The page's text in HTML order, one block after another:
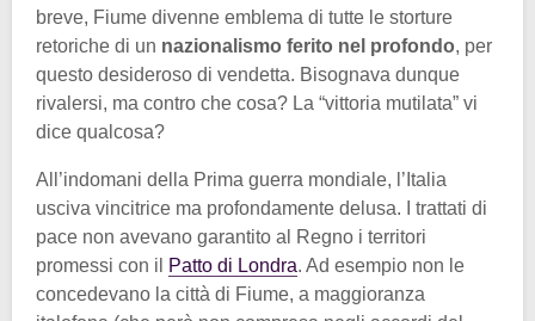
breve, Fiume divenne emblema di tutte le storture
retoriche di un nazionalismo ferito nel profondo, per
questo desideroso di vendetta. Bisognava dunque
rivalersi, ma contro che cosa? La “vittoria mutilata” vi
dice qualcosa?
All’indomani della Prima guerra mondiale, l’Italia
usciva vincitrice ma profondamente delusa. I trattati di
pace non avevano garantito al Regno i territori
promessi con il
Patto di Londra. Ad esempio non le
concedevano la città di Fiume, a maggioranza